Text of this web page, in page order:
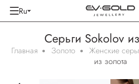
Ru
Серьги Sokolov
Главная Золото Женские
из золота